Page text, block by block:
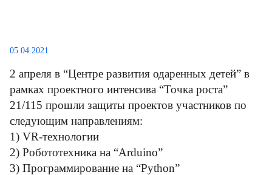
05.04.2021
2 апреля в “Центре развития одаренных детей” в
рамках проектного интенсива “Точка роста”
21/115 прошли защиты проектов участников по
следующим направлениям:
1) VR-технологии
2) Робототехника на “Arduino”
3) Программирование на “Python”